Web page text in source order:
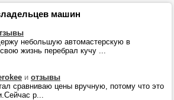
машин
небольшую автомастерскую в
жизнь перебрал кучу ...
и отзывы
сравниваю цены вручную, потому что это
р...